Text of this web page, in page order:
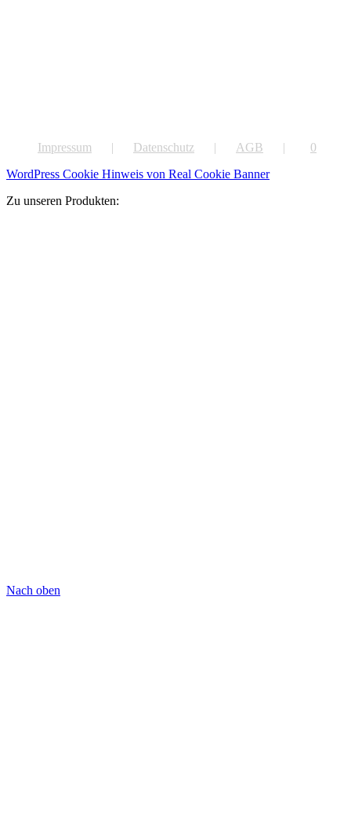
Impressum Datenschutz AGB
0
WordPress Cookie Hinweis von Real Cookie Banner
Zu unseren Produkten:
Nach oben